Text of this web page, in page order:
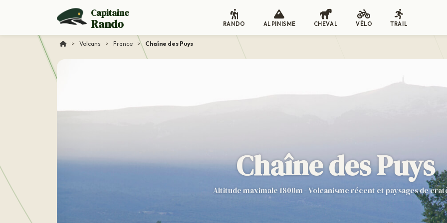
Capitaine
Rando RANDO ALPINISME CHEVAL VÉLO TRAIL
> Volcans > France > Chaîne des Puys
Chaîne des Puys
Altitude maximale 1800m - Volcanisme récent et paysages de